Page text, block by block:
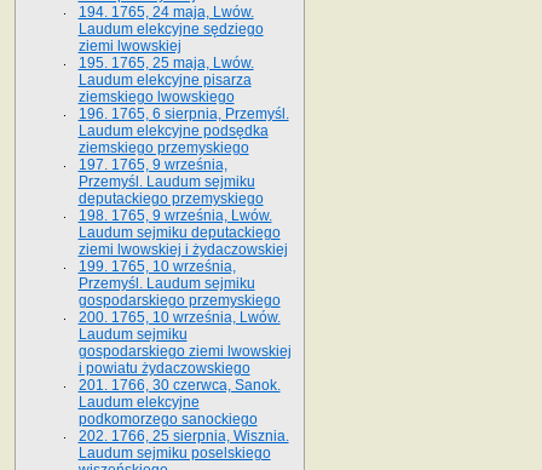
194. 1765, 24 maja, Lwów.
Laudum elekcyjne sędziego
ziemi lwowskiej
195. 1765, 25 maja, Lwów.
Laudum elekcyjne pisarza
ziemskiego lwowskiego
196. 1765, 6 sierpnia, Przemyśl.
Laudum elekcyjne podsędka
ziemskiego przemyskiego
197. 1765, 9 września,
Przemyśl. Laudum sejmiku
deputackiego przemyskiego
198. 1765, 9 września, Lwów.
Laudum sejmiku deputackiego
ziemi lwowskiej i żydaczowskiej
199. 1765, 10 września,
Przemyśl. Laudum sejmiku
gospodarskiego przemyskiego
200. 1765, 10 września, Lwów.
Laudum sejmiku
gospodarskiego ziemi lwowskiej
i powiatu żydaczowskiego
201. 1766, 30 czerwca, Sanok.
Laudum elekcyjne
podkomorzego sanockiego
202. 1766, 25 sierpnia, Wisznia.
Laudum sejmiku poselskiego